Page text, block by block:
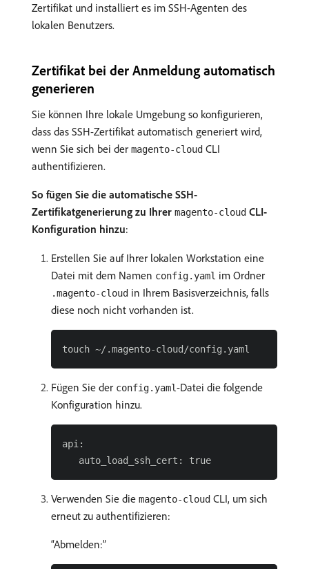
Zertifikat und installiert es im SSH-Agenten des
lokalen Benutzers.
Zertifikat bei der Anmeldung automatisch
generieren
Sie können Ihre lokale Umgebung so konfigurieren,
dass das SSH-Zertifikat automatisch generiert wird,
wenn Sie sich bei der magento-cloud CLI
authentifizieren.
So fügen Sie die automatische SSH-
Zertifikatgenerierung zu Ihrer magento-cloud CLI-
Konfiguration hinzu:
Erstellen Sie auf Ihrer lokalen Workstation eine
Datei mit dem Namen config.yaml im Ordner
.magento-cloud in Ihrem Basisverzeichnis, falls
diese noch nicht vorhanden ist.
Fügen Sie der config.yaml-Datei die folgende
Konfiguration hinzu.
api:
Verwenden Sie die magento-cloud CLI, um sich
erneut zu authentifizieren:
Abmelden: